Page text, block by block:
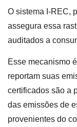
O sistema I-REC,
assegura essa
auditados a
Esse mecanismo
reportam suas
certificados são a
das emissões de
provenientes do